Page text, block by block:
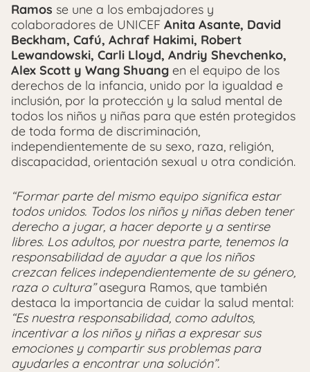
Ramos se une a los embajadores y
colaboradores de UNICEF Anita Asante, David
Beckham, Cafú, Achraf Hakimi, Robert
Lewandowski, Carli Lloyd, Andriy Shevchenko,
Alex Scott y Wang Shuang en el equipo de los
derechos de la infancia, unido por la igualdad e
inclusión, por la protección y la salud mental de
todos los niños y niñas para que estén protegidos
de toda forma de discriminación,
independientemente de su sexo, raza, religión,
discapacidad, orientación sexual u otra condición.
“Formar parte del mismo equipo significa estar
todos unidos. Todos los niños y niñas deben tener
derecho a jugar, a hacer deporte y a sentirse
libres. Los adultos, por nuestra parte, tenemos la
responsabilidad de ayudar a que los niños
crezcan felices independientemente de su género,
raza o cultura”asegura Ramos, que también
destaca la importancia de cuidar la salud mental:
“Es nuestra responsabilidad, como adultos,
incentivar a los niños y niñas a expresar sus
emociones y compartir sus problemas para
ayudarles a encontrar una solución”.